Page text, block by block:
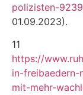
polizisten-
01.09.2023).
11
https://
in-freibaedern-
mit-mehr-